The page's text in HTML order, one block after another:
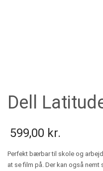
Dell
599,00 kr.
Perfekt bærbar til skole og
at se film på. Der kan også